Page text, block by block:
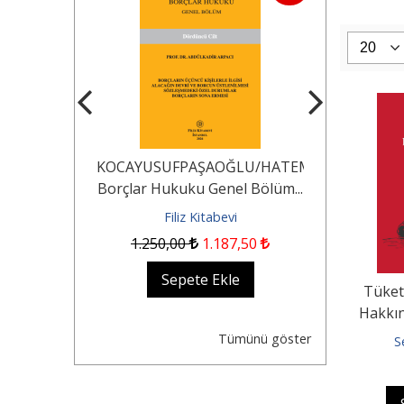
KOCAYUSUFPAŞAOĞLU/HATEMİ/SEROZAN/
Borçlar Hukuku Genel Bölüm...
Filiz Kitabevi
1.250,00 1.187,50
Sepete Ekle
Akademik
Soru
Tümünü göster